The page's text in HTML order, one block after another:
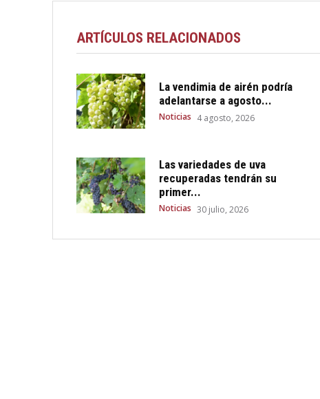
ARTÍCULOS RELACIONADOS
La vendimia de airén podría
adelantarse a agosto...
Noticias 4 agosto, 2026
Las variedades de uva
recuperadas tendrán su
primer...
Noticias 30 julio, 2026